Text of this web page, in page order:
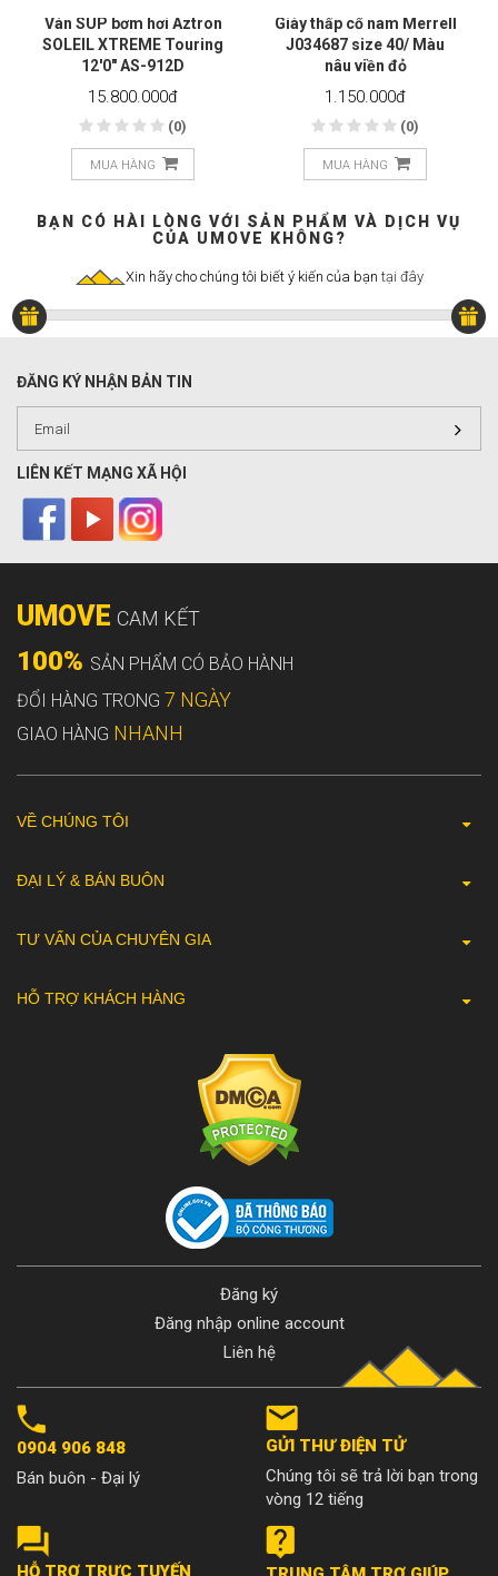
Ván SUP bơm hơi Aztron
SOLEIL XTREME Touring
12'0" AS-912D
15.800.000đ
(0)
MUA HÀNG
Giày thấp cổ nam Merrell
J034687 size 40/ Màu
nâu viền đỏ
1.150.000đ
(0)
MUA HÀNG
BẠN CÓ HÀI LÒNG VỚI SẢN PHẨM VÀ DỊCH VỤ
CỦA UMOVE KHÔNG?
Xin hãy cho chúng tôi biết ý kiến của bạn tại đây
ĐĂNG KÝ NHẬN BẢN TIN
LIÊN KẾT MẠNG XÃ HỘI
UMOVE CAM KẾT
100% SẢN PHẨM CÓ BẢO HÀNH
ĐỔI HÀNG TRONG 7 NGÀY
GIAO HÀNG NHANH
VỀ CHÚNG TÔI
ĐẠI LÝ & BÁN BUÔN
TƯ VẤN CỦA CHUYÊN GIA
HỖ TRỢ KHÁCH HÀNG
Đăng ký
Đăng nhập online account
Liên hệ
0904 906 848
Bán buôn - Đại lý
GỬI THƯ ĐIỆN TỬ
Chúng tôi sẽ trả lời bạn trong
vòng 12 tiếng
HỖ TRỢ TRỰC TUYẾN